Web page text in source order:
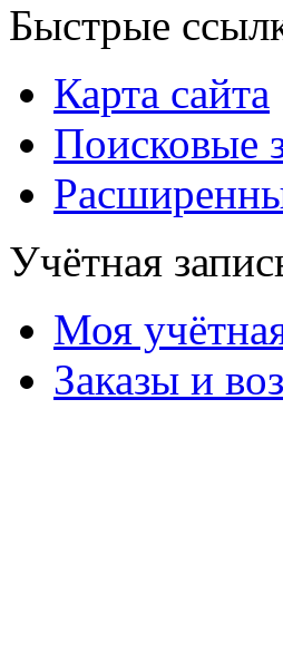
Быстрые
Карта сайта
Поисковые
Учётная
Моя
Заказы и